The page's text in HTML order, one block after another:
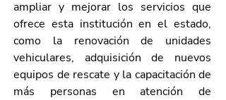
ampliar y mejorar los servicios que
ofrece esta institución en el estado,
como la renovación de unidades
vehiculares, adquisición de nuevos
equipos de rescate y la capacitación de
más personas en atención de